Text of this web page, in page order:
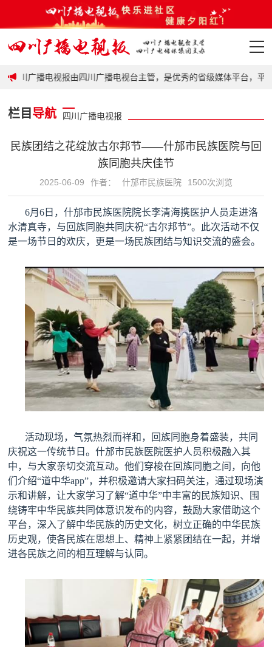
政策
政策
要闻
科普
视频
报纸
理事
民生
特别声明
关于我们
科普合作
联系我们
广告服务
加入我们
川广播电视报由四川广播电视台主管，是优秀的省级媒体平台，平台
栏目 导航 四川广播电视报
民族团结之花绽放古尔邦节——什邡市民族医院与回
族同胞共庆佳节
2025-06-09 作者： 什邡市民族医院 1500次浏览
6月6 日，什邡市民族医院院长李清海携医护人员走进洛
水清真寺，与回族同胞共同庆祝“古尔邦节”。此次活动不仅
是一场节日的欢庆，更是一场民族团结与知识交流的盛会。
活动现场，气氛热烈而祥和，回族同胞身着盛装，共同
庆祝这一传统节日。什邡市民族医院医护人员积极融入其
中，与大家亲切交流互动。他们穿梭在回族同胞之间，向他
们介绍“道中华app”，并积极邀请大家扫码关注，通过现场演
示和讲解，让大家学习了解“道中华”中丰富的民族知识、围
绕铸牢中华民族共同体意识发布的内容，鼓励大家借助这个
平台，深入了解中华民族的历史文化，树立正确的中华民族
历史观，使各民族在思想上、精神上紧紧团结在一起，并增
进各民族之间的相互理解与认同。